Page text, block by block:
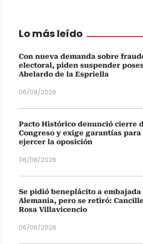
Lo más leído
Con nueva demanda sobre
electoral, piden suspender
Abelardo de la Espriella
06/08/2026
Pacto Histórico denunció cierre
Congreso y exige garantías para
ejercer la oposición
06/08/2026
Se pidió beneplácito a embajada
Alemania, pero se retiró:
Rosa Villavicencio
06/08/2026